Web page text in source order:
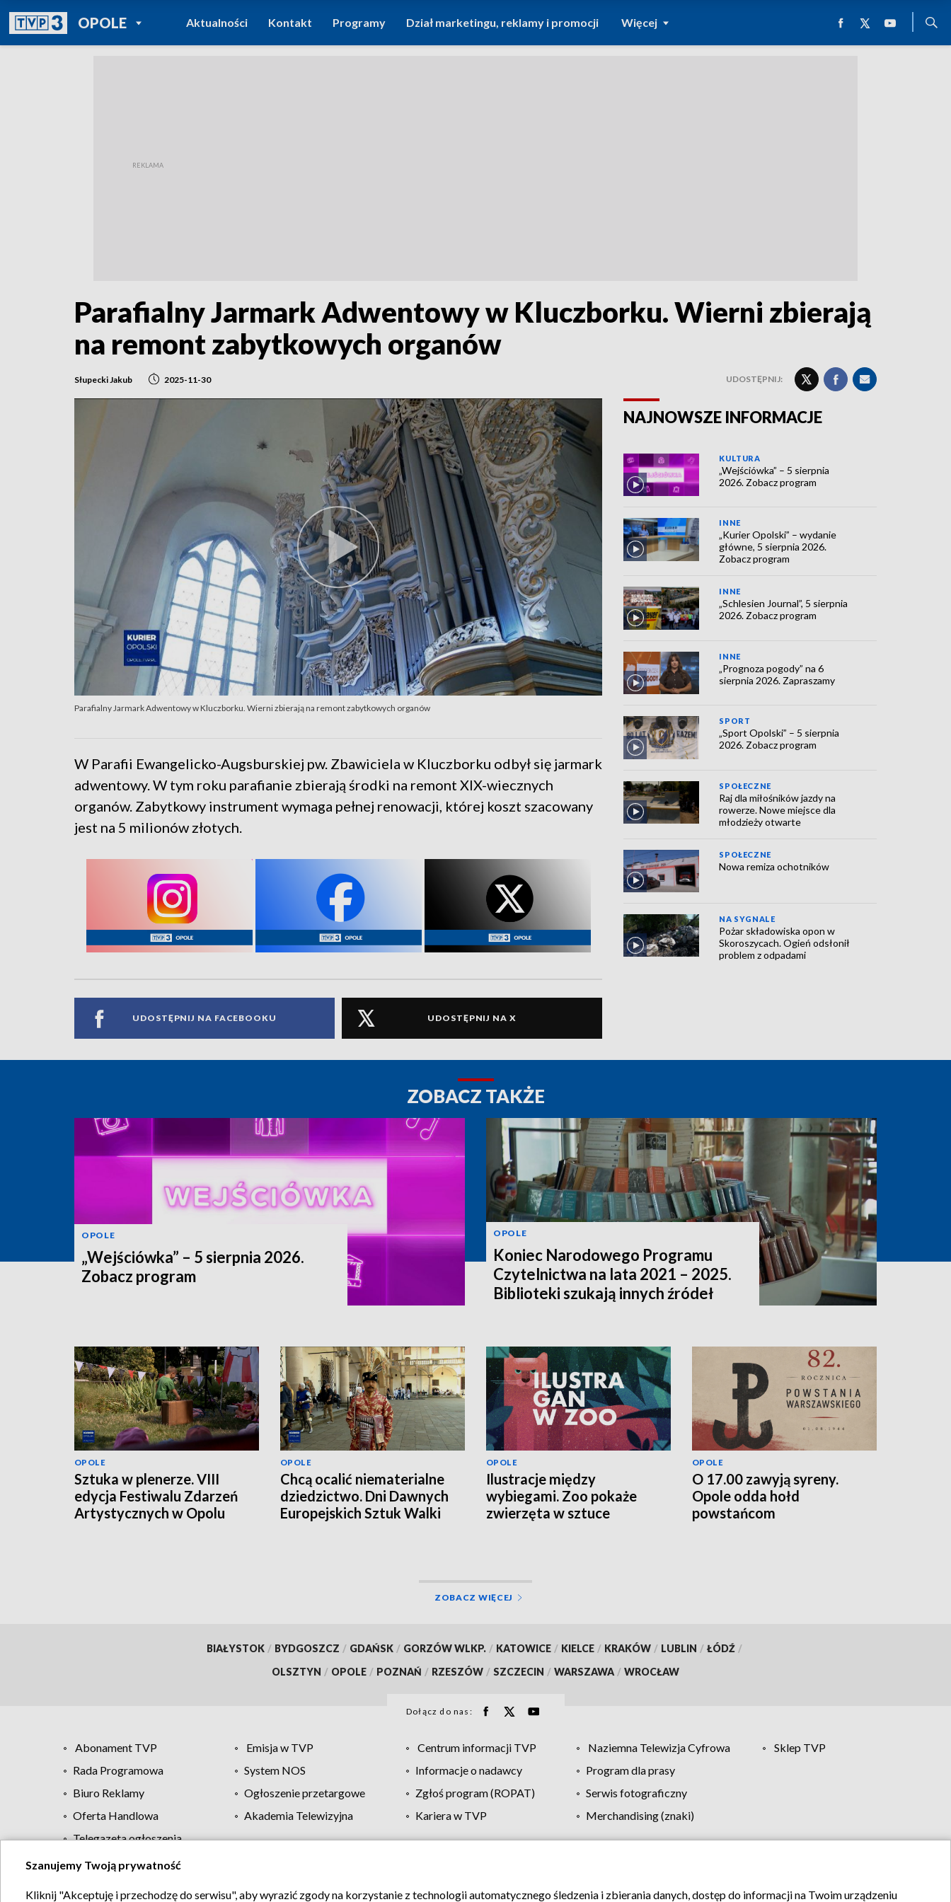
OPOLEPOWRÓT DO
TVP REGIONY
Aktualności Kontakt Programy Dział marketingu, reklamy i promocji Więcej
Parafialny Jarmark Adwentowy w Kluczborku. Wierni zbierają
na remont zabytkowych organów
Słupecki Jakub 2025-11-30 UDOSTĘPNIJ:
Parafialny Jarmark Adwentowy w Kluczborku. Wierni zbierają na remont zabytkowych organów
W Parafii Ewangelicko-Augsburskiej pw. Zbawiciela w Kluczborku odbył się jarmark
adwentowy. W tym roku parafianie zbierają środki na remont XIX-wiecznych
organów. Zabytkowy instrument wymaga pełnej renowacji, której koszt szacowany
jest na 5 milionów złotych.
UDOSTĘPNIJ NA FACEBOOKU UDOSTĘPNIJ NA X
NAJNOWSZE INFORMACJE
KULTURA
„Wejściówka” – 5 sierpnia
2026. Zobacz program
INNE
„Kurier Opolski” – wydanie
główne, 5 sierpnia 2026.
Zobacz program
INNE
„Schlesien Journal”, 5 sierpnia
2026. Zobacz program
INNE
„Prognoza pogody” na 6
sierpnia 2026. Zapraszamy
SPORT
„Sport Opolski” – 5 sierpnia
2026. Zobacz program
SPOŁECZNE
Raj dla miłośników jazdy na
rowerze. Nowe miejsce dla
młodzieży otwarte
SPOŁECZNE
Nowa remiza ochotników
NA SYGNALE
Pożar składowiska opon w
Skoroszycach. Ogień odsłonił
problem z odpadami
ZOBACZ TAKŻE
OPOLE
„Wejściówka” – 5 sierpnia 2026.
Zobacz program
OPOLE
Koniec Narodowego Programu
Czytelnictwa na lata 2021 – 2025.
Biblioteki szukają innych źródeł
OPOLE
Sztuka w plenerze. VIII
edycja Festiwalu Zdarzeń
Artystycznych w Opolu
OPOLE
Chcą ocalić niematerialne
dziedzictwo. Dni Dawnych
Europejskich Sztuk Walki
OPOLE
Ilustracje między
wybiegami. Zoo pokaże
zwierzęta w sztuce
OPOLE
O 17.00 zawyją syreny.
Opole odda hołd
powstańcom
ZOBACZ WIĘCEJ
BIAŁYSTOK / BYDGOSZCZ / GDAŃSK / GORZÓW WLKP. / KATOWICE / KIELCE / KRAKÓW / LUBLIN / ŁÓDŹ /
OLSZTYN / OPOLE / POZNAŃ / RZESZÓW / SZCZECIN / WARSZAWA / WROCŁAW
Dołącz do nas:
Abonament TVP Emisja w TVP Centrum informacji TVP Naziemna Telewizja Cyfrowa
Sklep TVP
Rada Programowa
System NOS Informacje o nadawcy
Program dla prasy
Biuro Reklamy
Ogłoszenie przetargowe Zgłoś program (ROPAT)
Serwis fotograficzny
Oferta Handlowa
Akademia Telewizyjna Kariera w TVP
Merchandising (znaki)
Telegazeta ogłoszenia
Regulamin TVP Polityka prywatności Moje zgody Pomoc Biuro reklamy Kontakt
Szanujemy Twoją prywatność
Kliknij "Akceptuję i przechodzę do serwisu", aby wyrazić zgody na korzystanie z technologii automatycznego śledzenia i zbierania danych, dostęp do informacji na Twoim urządzeniu